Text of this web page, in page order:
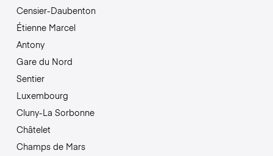
Censier-Daubenton
Étienne Marcel
Antony
Gare du Nord
Sentier
Luxembourg
Cluny-La Sorbonne
Châtelet
Champs de Mars